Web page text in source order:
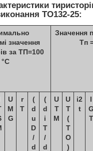
ТО132-25:
значення
за ТП=100
°C
Значення
Тп
U
M
G
r
T
(
d
u
D
/
d
(
d
i
T
/
d
U
T
M
U
T
(
T
O
)
i2
t
I
G
T